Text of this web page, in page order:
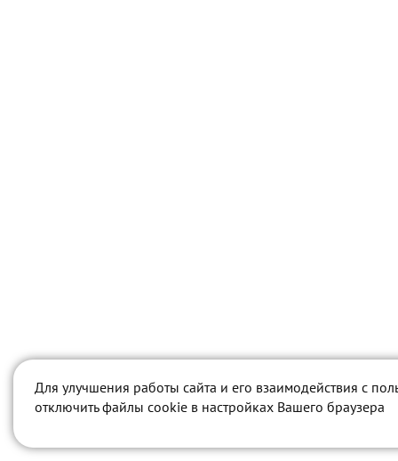
Для улучшения работы сайта и его взаимодействия с
отключить файлы cookie в настройках Вашего браузера